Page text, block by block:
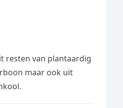
resten van plantaardig
maar ook uit